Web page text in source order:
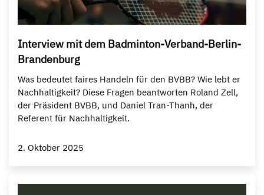
Interview mit dem Badminton-Verband-Berlin-
Brandenburg
Was bedeutet faires Handeln für den BVBB? Wie lebt er
Nachhaltigkeit? Diese Fragen beantworten Roland Zell,
der Präsident BVBB, und Daniel Tran-Thanh, der
Referent für Nachhaltigkeit.
2. Oktober 2025